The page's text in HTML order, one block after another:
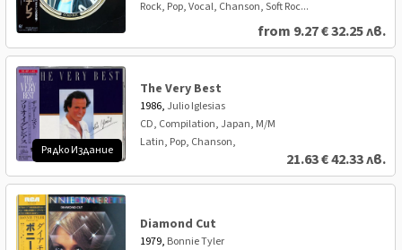
Rock, Pop, Vocal, Chanson, Soft Roc...
from 9.27€32.25 лв.
Рядко Издание
The Very Best
1986, Julio Iglesias
CD, Compilation, Japan, M/M
Latin, Pop, Chanson,
21.63€42.33 лв.
Diamond Cut
1979, Bonnie Tyler